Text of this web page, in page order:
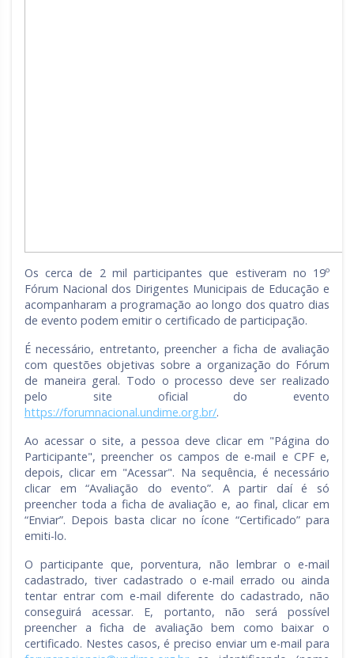
Os cerca de 2 mil participantes que estiveram no 19º
Fórum Nacional dos Dirigentes Municipais de Educação e
acompanharam a programação ao longo dos quatro dias
de evento podem emitir o certificado de participação.
É necessário, entretanto, preencher a ficha de avaliação
com questões objetivas sobre a organização do Fórum
de maneira geral. Todo o processo deve ser realizado
pelo site oficial do evento
https://forumnacional.undime.org.br/.
Ao acessar o site, a pessoa deve clicar em "Página do
Participante", preencher os campos de e-mail e CPF e,
depois, clicar em "Acessar". Na sequência, é necessário
clicar em “Avaliação do evento”. A partir daí é só
preencher toda a ficha de avaliação e, ao final, clicar em
“Enviar”. Depois basta clicar no ícone “Certificado” para
emiti-lo.
O participante que, porventura, não lembrar o e-mail
cadastrado, tiver cadastrado o e-mail errado ou ainda
tentar entrar com e-mail diferente do cadastrado, não
conseguirá acessar. E, portanto, não será possível
preencher a ficha de avaliação bem como baixar o
certificado. Nestes casos, é preciso enviar um e-mail para